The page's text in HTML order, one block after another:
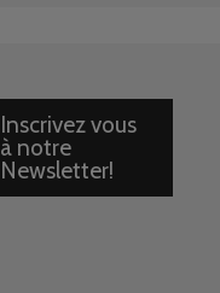
Inscrivez vous
à notre
Newsletter!